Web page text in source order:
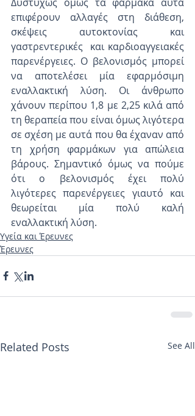
επιφέρουν αλλαγές στη διάθεση,
σκέψεις αυτοκτονίας και
γαστρεντερικές  και καρδιοαγγειακές
παρενέργειες. Ο βελονισμός μπορεί
να αποτελέσει μία εφαρμόσιμη
εναλλακτική λύση. Οι άνθρωπο
χάνουν περίπου 1,8 με 2,25 κιλά από
τη θεραπεία που είναι όμως λιγότερα
σε σχέση με αυτά που θα έχαναν από
τη χρήση φαρμάκων για απώλεια
βάρους. Σημαντικό όμως να πούμε
ότι ο βελονισμός έχει πολύ
λιγότερες παρενέργειες γιαυτό και
θεωρείται μία πολύ καλή
εναλλακτική λύση.
Υγεία και Έρευνες
Έρευνες
Related Posts See All